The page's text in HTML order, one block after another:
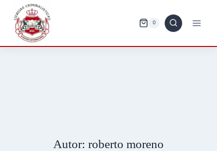
Saltar
contenido
0
Autor: roberto moreno